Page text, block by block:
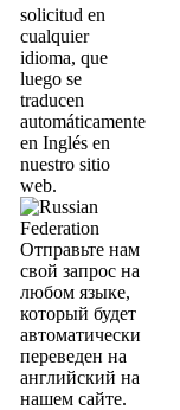
solicitud en
cualquier
idioma, que
luego se
traducen
automáticamente
en Inglés en
nuestro sitio
web.
Отправьте нам
свой запрос на
любом языке,
который будет
автоматически
переведен на
английский на
нашем сайте.